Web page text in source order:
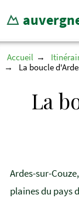
Accueil
La boucle
La
Ardes-sur-
plaines du pays